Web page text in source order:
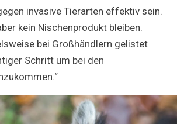
invasive Tierarten effektiv sein.
kein Nischenprodukt bleiben.
bei Großhändlern gelistet
Schritt um bei den